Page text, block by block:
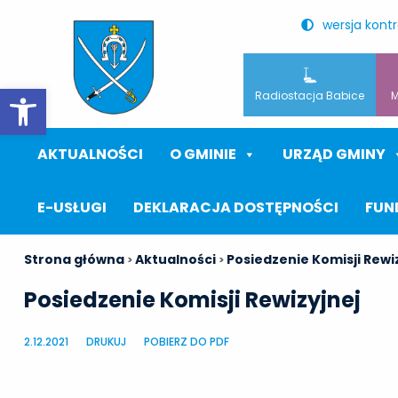
Otwórz pasek narzędzi
wersja
Radiostacja Babice
AKTUALNOŚCI O GMINIE URZĄD GMINY
E-USŁUGI DEKLARACJA DOSTĘPNOŚCI
Strona główna >Aktualności > Posiedzenie Komisji
Posiedzenie Komisji Rewizyjnej
2.12.2021 DRUKUJ POBIERZ DO PDF